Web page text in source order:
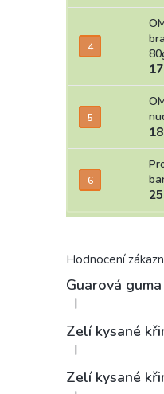
Hodnocení
Hodnocení
|
Hodnocení
|